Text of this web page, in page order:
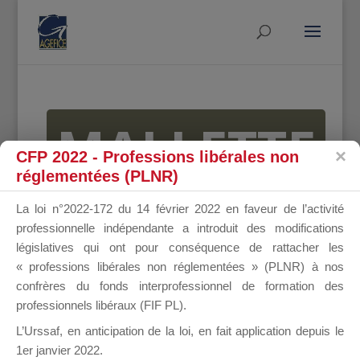
MALLETTE
DU
DIRIGEANT
CFP 2022 - Professions libérales non
réglementées (PLNR)
La loi n°2022-172 du 14 février 2022 en faveur de l’activité
professionnelle indépendante a introduit des modifications
législatives qui ont pour conséquence de rattacher les
« professions libérales non réglementées » (PLNR) à nos
confrères du fonds interprofessionnel de formation des
professionnels libéraux (FIF PL).
L’Urssaf, en anticipation de la loi, en fait application depuis le
1er janvier 2022.